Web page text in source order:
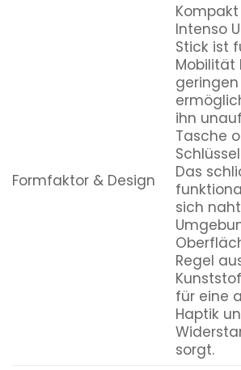
Formfaktor & Design
Intenso
Stick ist
Mobilität
ihn
Tasche
Das
sich
Regel
für eine
Haptik
sorgt.